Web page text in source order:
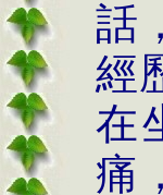
話
經
在
痛